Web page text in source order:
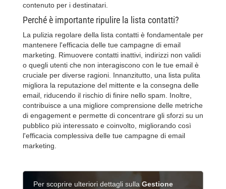
contenuto per i destinatari.
Perché è importante ripulire la lista contatti?
La pulizia regolare della lista contatti è fondamentale per
mantenere l'efficacia delle tue campagne di email
marketing. Rimuovere contatti inattivi, indirizzi non validi
o quegli utenti che non interagiscono con le tue email è
cruciale per diverse ragioni. Innanzitutto, una lista pulita
migliora la reputazione del mittente e la consegna delle
email, riducendo il rischio di finire nello spam. Inoltre,
contribuisce a una migliore comprensione delle metriche
di engagement e permette di concentrare gli sforzi su un
pubblico più interessato e coinvolto, migliorando così
l'efficacia complessiva delle tue campagne di email
marketing.
Per scoprire ulteriori dettagli sulla Gestione